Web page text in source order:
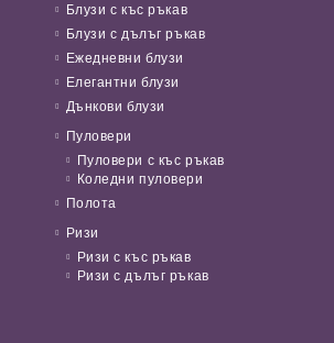
Блузи с къс ръкав
Блузи с дълъг ръкав
Ежедневни блузи
Елегантни блузи
Дънкови блузи
Пуловери
Пуловери с къс ръкав
Коледни пуловери
Полота
Ризи
Ризи с къс ръкав
Ризи с дълъг ръкав